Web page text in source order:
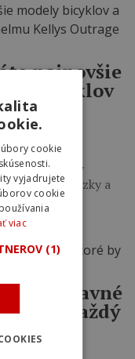
najnovšie
Kellys
PRO v
na všetky otázky a
dopravné
každý
cookie
vyjadrujete
cookie
viac
(1)